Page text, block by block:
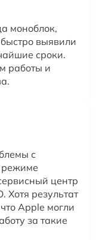
моноблок,
выявили
сроки.
работы и
с
режиме
центр
Хотя результат
Apple могли
за такие